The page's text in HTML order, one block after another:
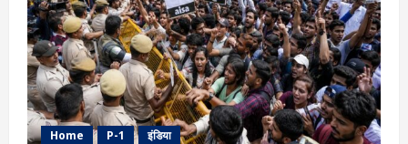
Home P-1 इंडिया